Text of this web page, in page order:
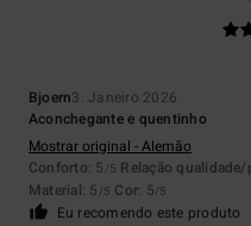
Bjoern3. Janeiro 2026
Aconchegante e quentinho
Mostrar original - Alemão
Conforto: 5 /5 Relação qualidade/
Material: 5 /5 Cor: 5/5
Eu recomendo este produto